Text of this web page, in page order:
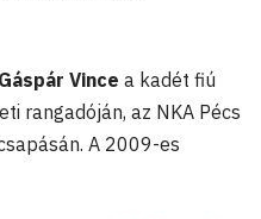
Gáspár Vince a kadét fiú
rangadóján, az NKA Pécs
A 2009-es